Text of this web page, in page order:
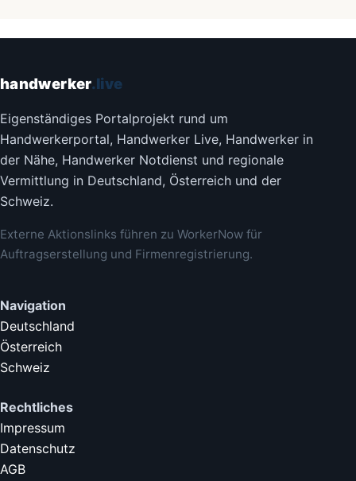
handwerker.live
Eigenständiges Portalprojekt rund um
Handwerkerportal, Handwerker Live, Handwerker in
der Nähe, Handwerker Notdienst und regionale
Vermittlung in Deutschland, Österreich und der
Schweiz.
Externe Aktionslinks führen zu WorkerNow für
Auftragserstellung und Firmenregistrierung.
Navigation
Deutschland
Österreich
Schweiz
Rechtliches
Impressum
Datenschutz
AGB